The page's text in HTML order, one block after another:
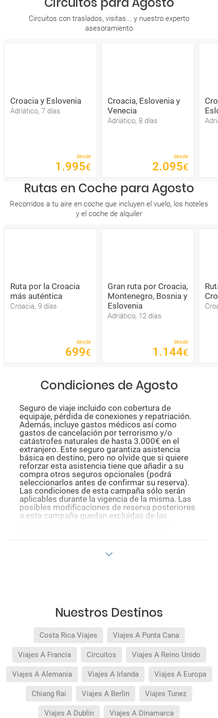
Circuitos con traslados, visitas... y nuestro experto
asesoramiento
Croacia y Eslovenia
Adriático, 7 días
desde
1 .995€
Croacia, Eslovenia y
Venecia
Adriático, 8 días
desde
2.095€
Rutas en Coche para Agosto
Recorridos a tu aire en coche que incluyen el vuelo, los hoteles
y el coche de alquiler
Ruta por la Croacia
más auténtica
Croacia, 9 días
desde
699€
Gran ruta por Croacia,
Montenegro, Bosnia y
Eslovenia
Adriático, 12 días
desde
1 .144€
Condiciones de Agosto
Seguro de viaje incluido con cobertura de
equipaje, pérdida de conexiones y repatriación.
Además, incluye gastos médicos así como
gastos de cancelación por terrorismo y/o
catástrofes naturales de hasta 3.000€ en el
extranjero. Este seguro garantiza asistencia
básica en destino, pero no olvide que si quiere
reforzar esta asistencia tiene que añadir a su
compra otros seguros opcionales (podrá
seleccionarlos antes de confirmar su reserva).
Las condiciones de esta campaña sólo serán
aplicables durante la vigencia de la misma. Las
posibles modificaciones de reserva posteriores
a esta campaña quedan excluidas de las
Nuestros Destinos
Costa Rica Viajes Viajes A Punta Cana
Viajes A Francia Circuitos Viajes A Reino Unido
Viajes A Alemania Viajes A Irlanda Viajes A Europa
Chiang Rai Viajes A Berlin Viajes Tunez
Viajes A Dublín Viajes A Dinamarca